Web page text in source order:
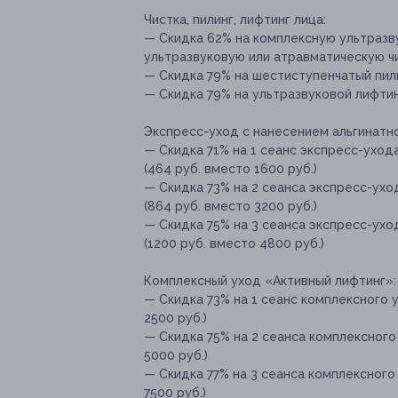
Чистка, пилинг, лифтинг лица:
— Скидка 62% на комплексную
ультразвуковую или атравматическую
— Скидка 79% на шестиступенчатый
— Скидка 79% на ультразвуковой
Экспресс-уход с нанесением
— Скидка 71% на 1 сеанс экспресс-
(464 руб. вместо 1600 руб.)
— Скидка 73% на 2 сеанса экспресс-
(864 руб. вместо 3200 руб.)
— Скидка 75% на 3 сеанса экспресс-
(1200 руб. вместо 4800 руб.)
Комплексный уход «Активный лифтинг»:
— Скидка 73% на 1 сеанс
2500 руб.)
— Скидка 75% на 2 сеанса
5000 руб.)
— Скидка 77% на 3 сеанса
7500 руб.)